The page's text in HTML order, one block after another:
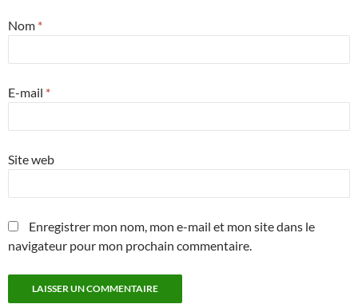
Nom *
E-mail *
Site web
Enregistrer mon nom, mon e-mail et mon site dans le
navigateur pour mon prochain commentaire.